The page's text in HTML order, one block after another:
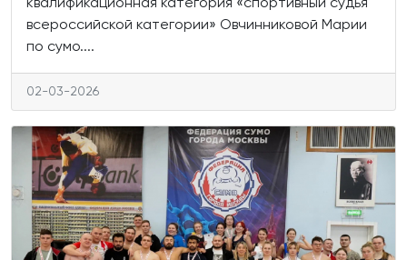
квалификационная категория «спортивный судья
всероссийской категории» Овчинниковой Марии
по сумо....
02-03-2026